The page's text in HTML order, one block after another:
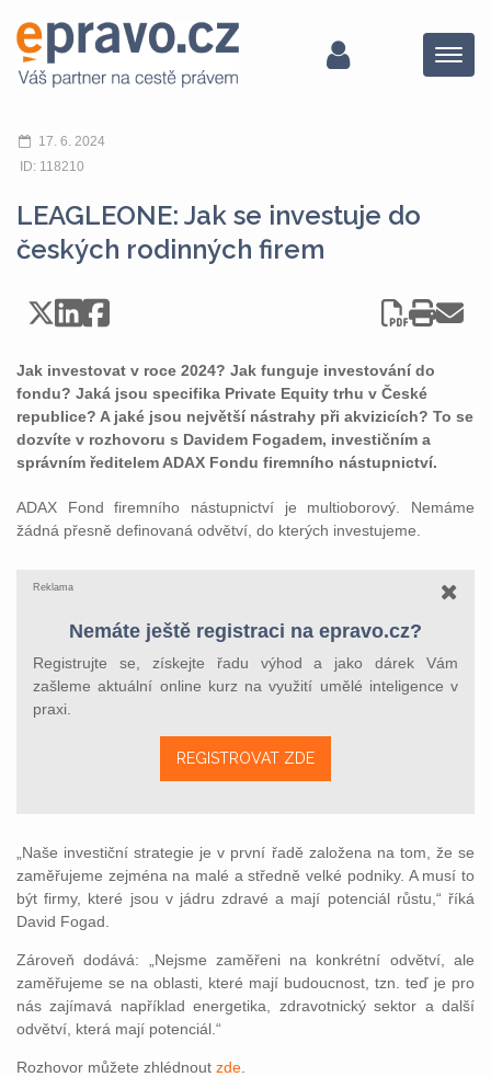
Menu
17. 6. 2024
ID: 118210
LEAGLEONE: Jak se investuje do
českých rodinných firem
Jak investovat v roce 2024? Jak funguje investování do
fondu? Jaká jsou specifika Private Equity trhu v České
republice? A jaké jsou největší nástrahy při akvizicích? To se
dozvíte v rozhovoru s Davidem Fogadem, investičním a
správním ředitelem ADAX Fondu firemního nástupnictví.
ADAX Fond firemního nástupnictví je multioborový. Nemáme
žádná přesně definovaná odvětví, do kterých investujeme.
Reklama
Nemáte ještě registraci na epravo.cz?
Registrujte se, získejte řadu výhod a jako dárek Vám
zašleme aktuální online kurz na využití umělé inteligence v
praxi.
REGISTROVAT ZDE
„Naše investiční strategie je v první řadě založena na tom, že se
zaměřujeme zejména na malé a středně velké podniky. A musí to
být firmy, které jsou v jádru zdravé a mají potenciál růstu,“ říká
David Fogad.
Zároveň dodává: „Nejsme zaměřeni na konkrétní odvětví, ale
zaměřujeme se na oblasti, které mají budoucnost, tzn. teď je pro
nás zajímavá například energetika, zdravotnický sektor a další
odvětví, která mají potenciál.“
Rozhovor můžete zhlédnout zde